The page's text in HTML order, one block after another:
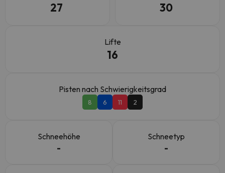
27 30
Lifte
16
Pisten nach Schwierigkeitsgrad
8 6 11 2
Schneehöhe
-
Schneetyp
-